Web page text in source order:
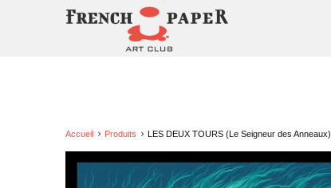
Accueil Produits LES DEUX TOURS (Le Seigneur des Anneaux)